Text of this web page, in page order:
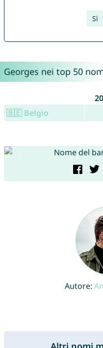
Sì
Georges nei top 50
🇧🇪 Belgio
Autore: